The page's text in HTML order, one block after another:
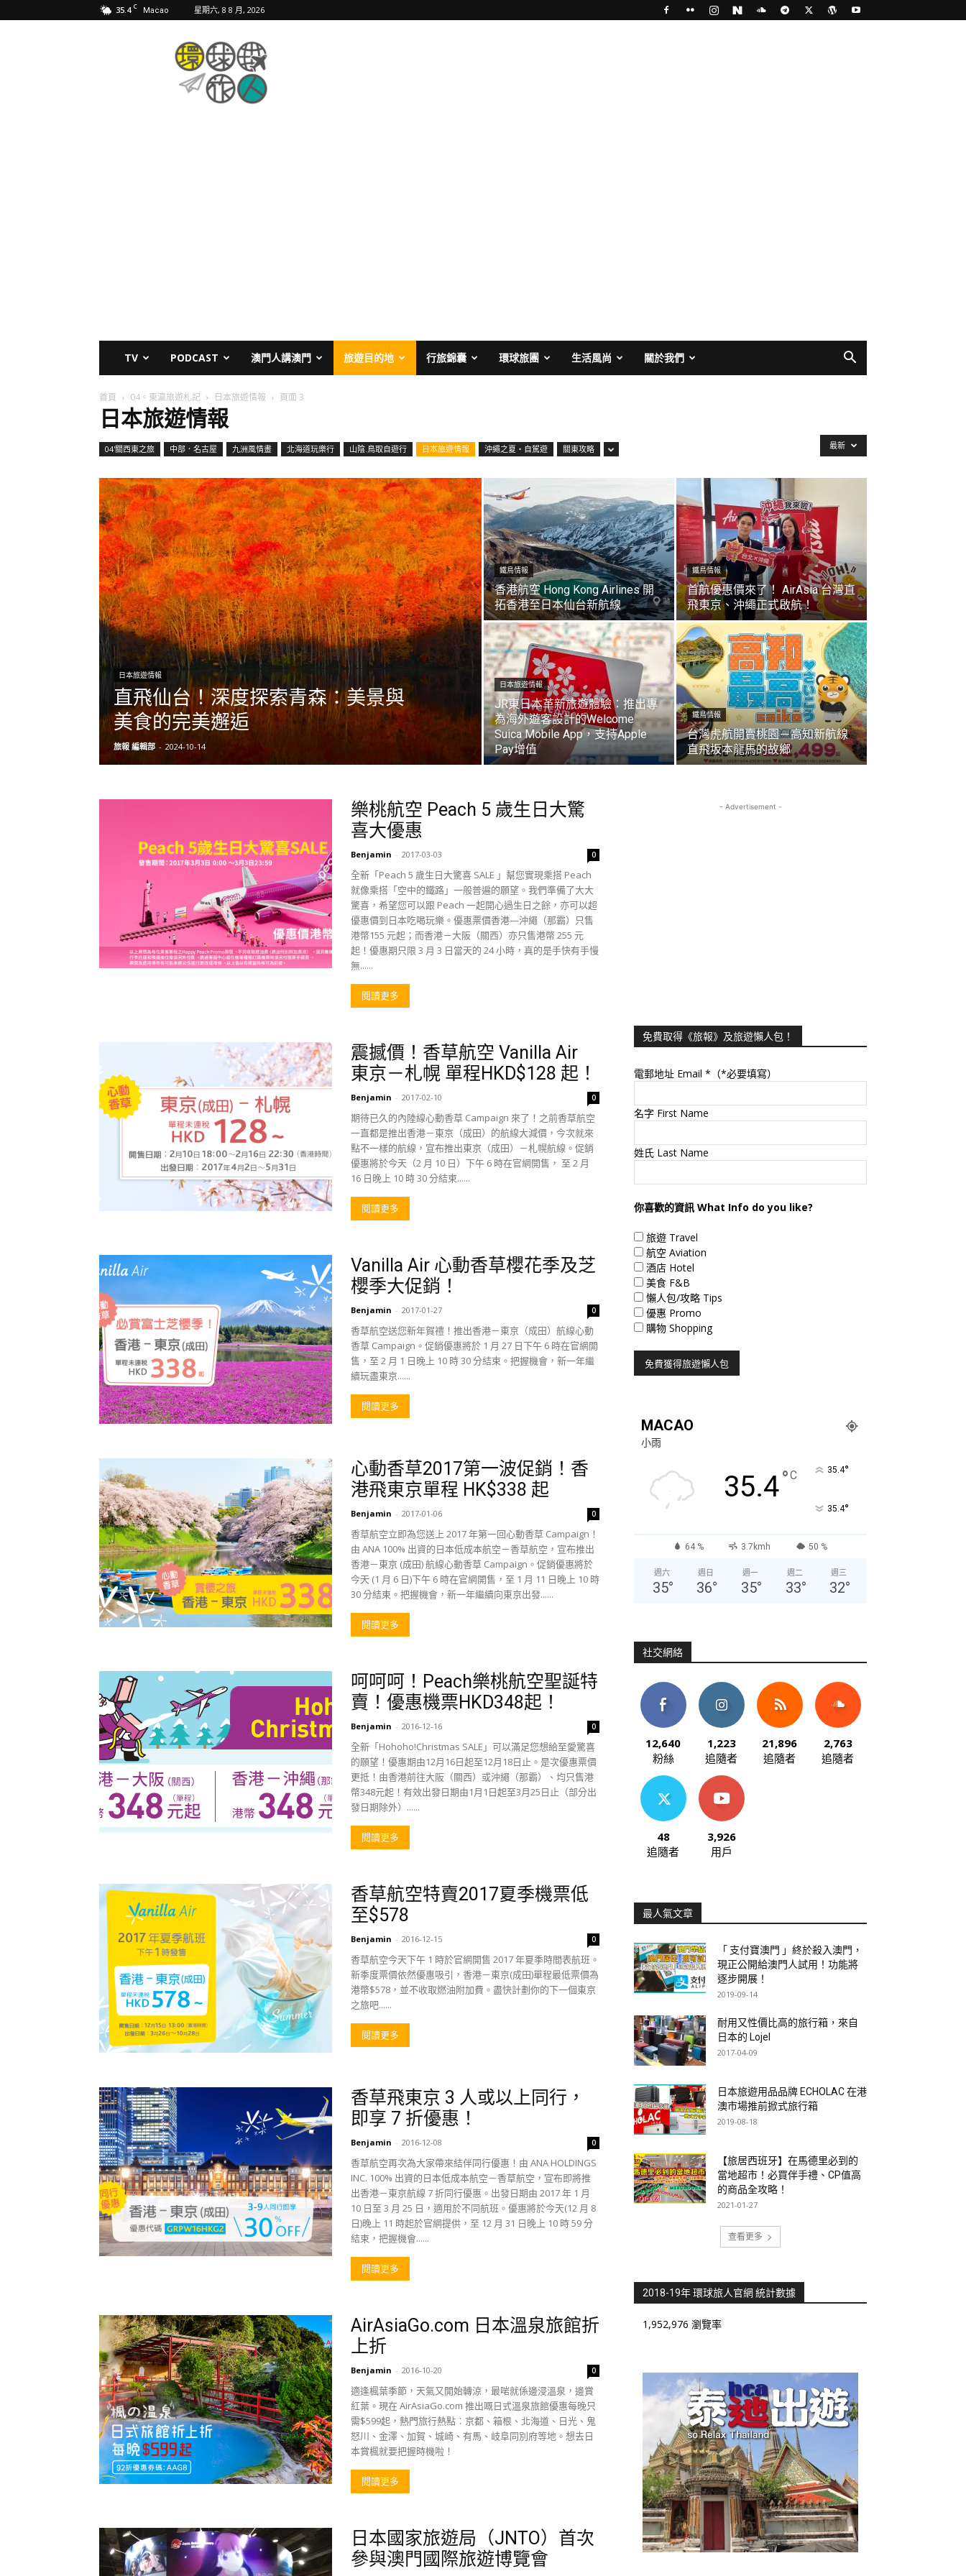
35.4 C Macao 星期六, 8 8 月, 2026
TV PODCAST 澳門人講澳門 旅遊目的地 行旅錦囊 環球旅團 生活風尚 關於我們
首頁 04。東瀛旅遊札記 日本旅遊情報 頁面 3
日本旅遊情報
04'關西東之旅 中部．名古屋 九洲風情畫 北海道玩樂行 山陰.鳥取自遊行 日本旅遊情報 沖繩之夏・自駕遊 關東攻略 最新
日本旅遊情報
直飛仙台！深度探索青森：美景與
美食的完美邂逅
旅報 編輯部 - 2024-10-14
鐵鳥情報
香港航空 Hong Kong Airlines 開
拓香港至日本仙台新航線
鐵鳥情報
首航優惠價來了！ AirAsia 台灣直
飛東京、沖繩正式啟航！
日本旅遊情報
JR東日本革新旅遊體驗：推出專
為海外遊客設計的Welcome
Suica Mobile App，支持Apple
Pay增值
鐵鳥情報
台灣虎航開賣桃園－高知新航線
直飛坂本龍馬的故鄉
樂桃航空 Peach 5 歲生日大驚
喜大優惠
Benjamin - 2017-03-03 0
全新「Peach 5 歲生日大驚喜 SALE 」幫您實現乘搭 Peach
就像乘搭「空中的鐵路」一般普遍的願望。我們準備了大大
驚喜，希望您可以跟 Peach 一起開心過生日之餘，亦可以超
優惠價到日本吃喝玩樂。優惠票價香港—沖繩（那霸）只售
港幣155 元起；而香港－大阪（關西）亦只售港幣 255 元
起！優惠期只限 3 月 3 日當天的 24 小時，真的是手快有手慢
無......
閱讀更多
震撼價！香草航空 Vanilla Air
東京－札幌 單程HKD$128 起！
Benjamin - 2017-02-10 0
期待已久的內陸線心動香草 Campaign 來了！之前香草航空
一直都是推出香港－東京（成田）的航線大減價，今次就來
點不一樣的航線，宣布推出東京（成田）－札幌航線。促銷
優惠將於今天（2 月 10 日）下午 6 時在官網開售， 至 2 月
16 日晚上 10 時 30 分結束......
閱讀更多
Vanilla Air 心動香草櫻花季及芝
櫻季大促銷！
Benjamin - 2017-01-27 0
香草航空送您新年賀禮！推出香港－東京（成田）航線心動
香草 Campaign。促銷優惠將於 1 月 27 日下午 6 時在官網開
售，至 2 月 1 日晚上 10 時 30 分結束。把握機會，新一年繼
續玩盡東京......
閱讀更多
心動香草2017第一波促銷！香
港飛東京單程 HK$338 起
Benjamin - 2017-01-06 0
香草航空立即為您送上 2017 年第一回心動香草 Campaign！
由 ANA 100% 出資的日本低成本航空－香草航空，宣布推出
香港－東京 (成田) 航線心動香草 Campaign。促銷優惠將於
今天 (1 月 6 日)下午 6 時在官網開售，至 1 月 11 日晚上 10 時
30 分結束。把握機會，新一年繼續向東京出發......
閱讀更多
呵呵呵！Peach樂桃航空聖誕特
賣！優惠機票HKD348起！
Benjamin - 2016-12-16 0
全新「Hohoho!Christmas SALE」可以滿足您想給至愛驚喜
的願望！優惠期由12月16日起至12月18日止。是次優惠票價
更抵！由香港前往大阪（關西）或沖繩（那霸）、均只售港
幣348元起！有效出發日期由1月1日起至3月25日止（部分出
發日期除外）......
閱讀更多
香草航空特賣2017夏季機票低
至$578
Benjamin - 2016-12-15 0
香草航空今天下午 1 時於官網開售 2017 年夏季時間表航班。
新季度票價依然優惠吸引，香港－東京(成田)單程最低票價為
港幣$578，並不收取燃油附加費。盡快計劃你的下一個東京
之旅吧......
閱讀更多
香草飛東京 3 人或以上同行，
即享 7 折優惠！
Benjamin - 2016-12-08 0
香草航空再次為大家帶來結伴同行優惠！由 ANA HOLDINGS
INC. 100% 出資的日本低成本航空－香草航空，宣布即將推
出香港－東京航線 7 折同行優惠。出發日期由 2017 年 1 月
10 日至 3 月 25 日，適用於不同航班。優惠將於今天(12 月 8
日)晚上 11 時起於官網提供，至 12 月 31 日晚上 10 時 59 分
結束，把握機會......
閱讀更多
AirAsiaGo.com 日本溫泉旅館折
上折
Benjamin - 2016-10-20 0
適逢楓葉季節，天氣又開始轉涼，最啱就係邊浸溫泉，邊賞
紅葉。現在 AirAsiaGo.com 推出嘅日式溫泉旅館優惠每晚只
需$599起，熱門旅行熱點︰京都、箱根、北海道、日光、鬼
怒川、金澤、加賀、城崎、有馬、岐阜同別府等地。想去日
本賞楓就要把握時機啦！
閱讀更多
日本國家旅遊局（JNTO）首次
參與澳門國際旅遊博覽會
- Advertisement -
免費取得《旅報》及旅遊懶人包！
電郵地址 Email *（*必要填寫）
名字 First Name
姓氏 Last Name
你喜歡的資訊 What Info do you like?
旅遊 Travel
航空 Aviation
酒店 Hotel
美食 F&B
懶人包/攻略 Tips
優惠 Promo
購物 Shopping
MACAO
小雨
35.4°C 35.4°
35.4°
64 % 3.7kmh 50 %
週六
35°
週日
36°
週一
35°
週二
33°
週三
32°
社交網絡
12,640
粉絲
1,223
追隨者
21,896
追隨者
2,763
追隨者
48
追隨者
3,926
用戶
最人氣文章
「 支付寶澳門 」終於殺入澳門，
現正公開給澳門人試用！功能將
逐步開展！
2019-09-14
耐用又性價比高的旅行箱，來自
日本的 Lojel
2017-04-09
日本旅遊用品品牌 ECHOLAC 在港
澳市場推前掀式旅行箱
2019-08-18
【旅居西班牙】在馬德里必到的
當地超市！必買伴手禮、CP值高
的商品全攻略！
2021-01-27
查看更多
2018-19年 環球旅人官網 統計數據
1,952,976 瀏覽率